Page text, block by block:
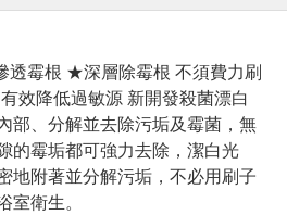
透霉根 ★深層除霉根 不須費力刷
效降低過敏源 新開發殺菌漂白
部、分解並去除污垢及霉菌，無
的霉垢都可強力去除，潔白光
地附著並分解污垢，不必用刷子
衛生。